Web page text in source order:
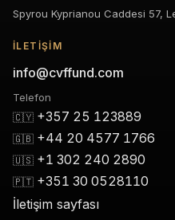
Spyrou Kyprianou Caddesi 57,
İLETIŞIM
info@cvffund.com
Telefon
🇨🇾 +357 25 123889
🇬🇧 +44 20 4577 1766
🇺🇸 +1 302 240 2890
🇵🇹 +351 30 0528110
İletişim sayfası